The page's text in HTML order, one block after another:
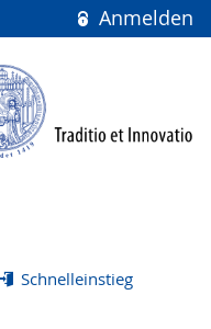
Anmelden
Schnelleinstieg